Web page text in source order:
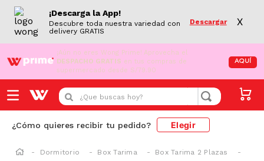
¡Descarga la App!
Descubre toda nuestra variedad con
delivery GRATIS
Descargar X
¡Aún no eres Wong Prime! Aprovecha el
DESPACHO GRATIS en tus compras de
supermercado desde S/79.90
AQUÍ
¿Que buscas hoy?
¿Cómo quieres recibir tu pedido? Elegir
Dormitorio Box Tarima
Box Tarima 2 Plazas